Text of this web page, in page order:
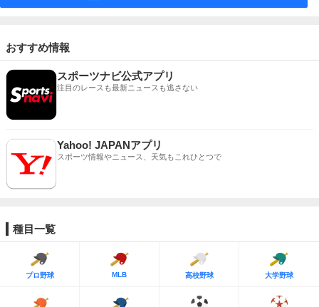
おすすめ情報
スポーツナビ公式アプリ
注目のレースも最新ニュースも逃さない
Yahoo! JAPANアプリ
スポーツ情報やニュース、天気もこれひとつで
種目一覧
プロ野球 MLB 高校野球 大学野球